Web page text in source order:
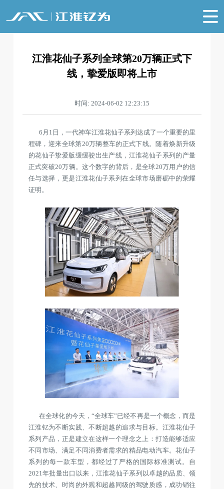
江淮花仙子系列全球第20万辆正式下
线，挚爱版即将上市
时间: 2024-06-02 12:23:15
6月1日，一代神车江淮花仙子系列达成了一个重要的里
程碑，迎来全球第20万辆整车的正式下线。随着焕新升级
的花仙子挚爱版缓缓驶出生产线，江淮花仙子系列的产量
正式突破20万辆。这个数字的背后，是全球20万用户的信
任与选择，更是江淮花仙子系列在全球市场磨砺中的荣耀
证明。
在全球化的今天，“全球车”已经不再是一个概念，而是
江淮钇为不断实践、不断超越的追求与目标。江淮花仙子
系列产品，正是建立在这样一个理念之上：打造能够适应
不同市场、满足不同消费者需求的精品电动汽车。花仙子
系列的每一款车型，都经过了严格的国际标准测试。自
2021年批量出口以来，江淮花仙子系列以卓越的品质、领
先的技术、时尚的外观和超越同级的驾驶质感，成功销往